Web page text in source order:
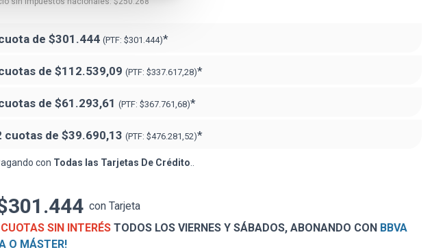
de $301.444 (PTF: $301.444)*
de $112.539,09 (PTF: $337.617,28)*
de $61.293,61 (PTF: $367.761,68)*
cuotas de $39.690,13 (PTF: $476.281,52)*
con Todas las Tarjetas De Crédito..
con Tarjeta
CUOTAS SIN INTERÉS TODOS LOS VIERNES Y SÁBADOS, ABONANDO CON BBVA
O MÁSTER!